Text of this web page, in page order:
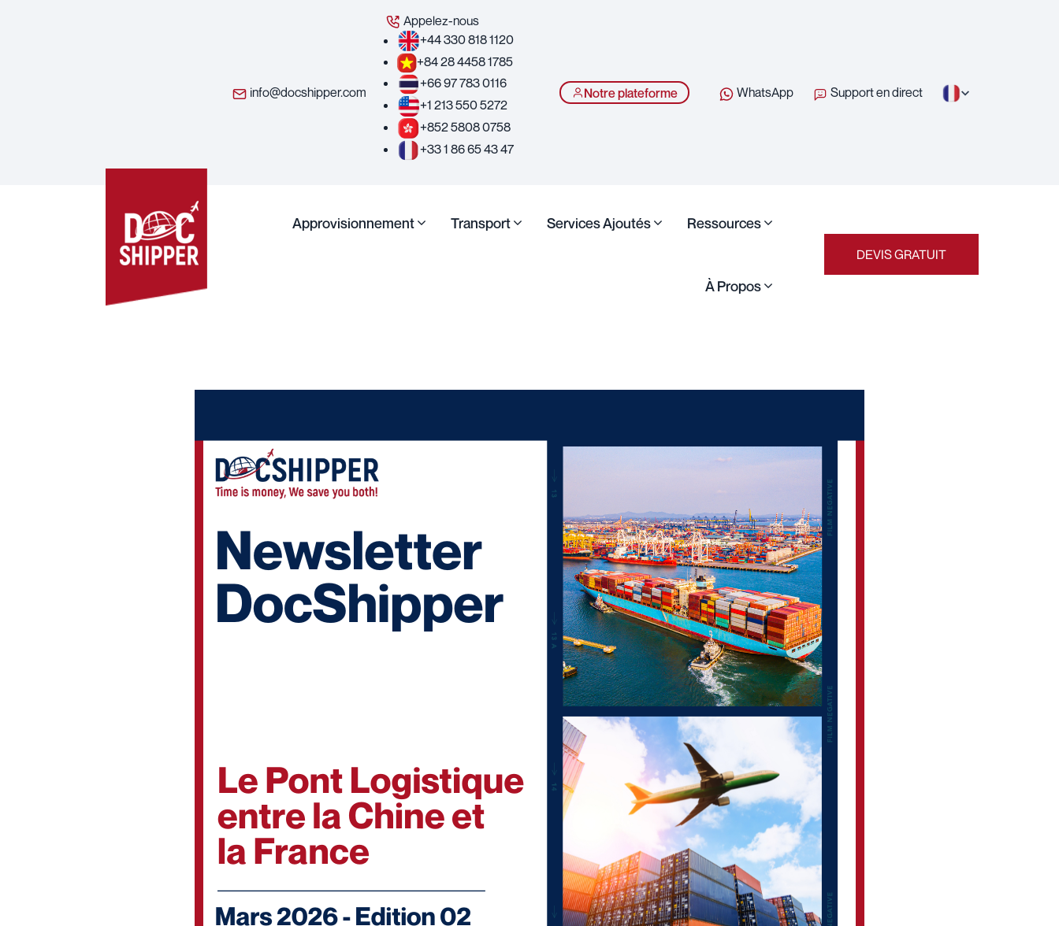
info@docshipper.com
Appelez-nous
+44 330 818 1120
+84 28 4458 1785
+66 97 783 0116
+1 213 550 5272
+852 5808 0758
+33 1 86 65 43 47
Notre plateforme WhatsApp Support en direct
Approvisionnement Transport Services Ajoutés Ressources
À Propos
DEVIS GRATUIT